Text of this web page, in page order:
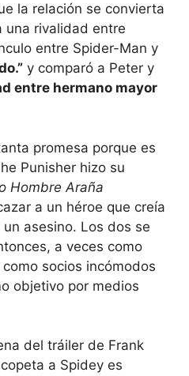
la relación se convierta
una rivalidad entre
entre Spider-Man y
y comparó a Peter y
entre hermano mayor
promesa porque es
Punisher hizo su
Hombre Araña
a un héroe que creía
asesino. Los dos se
a veces como
socios incómodos
objetivo por medios
del tráiler de Frank
a Spidey es